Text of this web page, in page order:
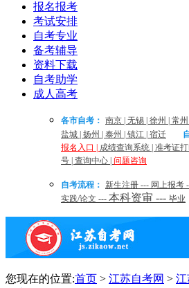
报名报考
考试安排
自考专业
备考辅导
资料下载
自考助学
成人高考
各市自考： 南京 无锡 徐州 常州
盐城 扬州 泰州 镇江 宿迁
报名入口
成绩查询系统 准考证
号 查询中心 问题咨询
自考流程： 新生注册 --- 网上报考
实践/论文 --- 本科资审 --- 毕业
您现在的位置:首页 > 江苏自考网 > 江